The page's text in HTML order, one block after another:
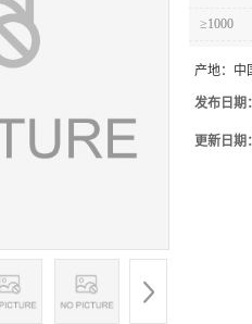
≥1000
产地： 中
发布日期
更新日期